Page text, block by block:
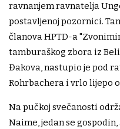
ravnanjem ravnatelja
postavljenoj pozornici.
članova HPTD-a
tamburaškog zbora iz
Đakova, nastupio je pod
Rohrbachera i vrlo lijepo
Na pučkoj svečanosti
Naime, jedan se